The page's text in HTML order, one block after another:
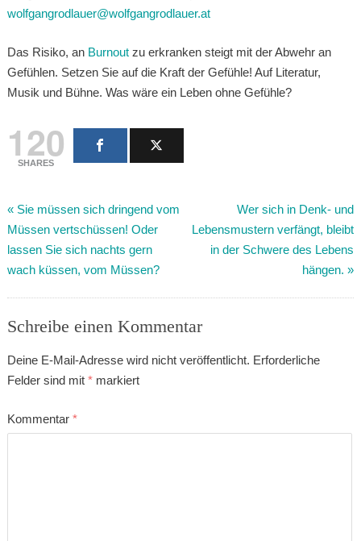
wolfgangrodlauer@wolfgangrodlauer.at
Das Risiko, an Burnoutzu erkranken steigt mit der Abwehr an
Gefühlen. Setzen Sie auf die Kraft der Gefühle! Auf Literatur,
Musik und Bühne. Was wäre ein Leben ohne Gefühle?
120
SHARES
« Sie müssen sich dringend vom
Müssen vertschüssen! Oder
lassen Sie sich nachts gern
wach küssen, vom Müssen?
Wer sich in Denk- und
Lebensmustern verfängt, bleibt
in der Schwere des Lebens
hängen. »
Schreibe einen Kommentar
Deine E-Mail-Adresse wird nicht veröffentlicht. Erforderliche
Felder sind mit *markiert
Kommentar *